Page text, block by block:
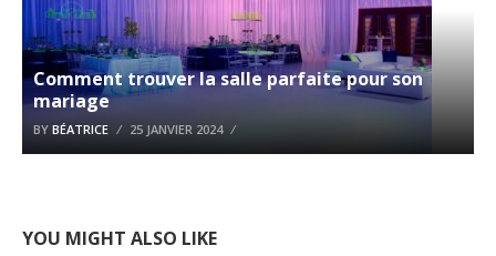
Comment trouver la salle parfaite pour son
mariage
BY BÉATRICE 25 JANVIER 2024
YOU MIGHT ALSO LIKE